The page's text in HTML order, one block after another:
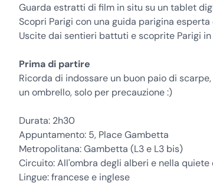
Guarda estratti di film in situ su un tablet
Scopri Parigi con una guida parigina
Uscite dai sentieri battuti e scoprite Parigi
Prima di partire
Ricorda di indossare un buon paio di
un ombrello, solo per precauzione :)
Durata: 2h30
Appuntamento: 5, Place Gambetta
Metropolitana: Gambetta (L3 e L3 bis)
Circuito: All'ombra degli alberi e nella
Lingue: francese e inglese